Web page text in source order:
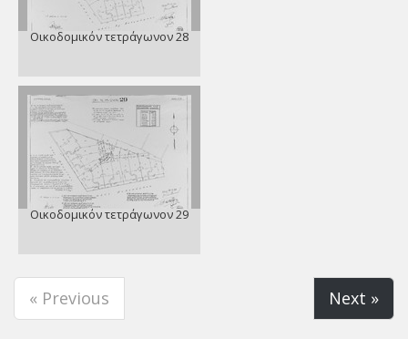
Οικοδομικόν τετράγωνον 28
Οικοδομικόν τετράγωνον 29
« Previous Next »